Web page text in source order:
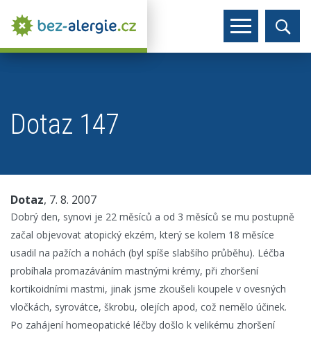
Dotaz 147
Dotaz, 7. 8. 2007
Dobrý den, synovi je 22 měsíců a od 3 měsíců se mu postupně
začal objevovat atopický ekzém, který se kolem 18 měsíce
usadil na pažích a nohách (byl spíše slabšího průběhu). Léčba
probíhala promazáváním mastnými krémy, při zhoršení
kortikoidními mastmi, jinak jsme zkoušeli koupele v ovesných
vločkách, syrovátce, škrobu, olejích apod, což nemělo účinek.
Po zahájení homeopatické léčby došlo k velikému zhoršení